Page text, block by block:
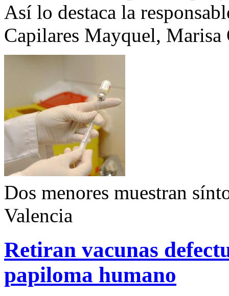
Así lo destaca la
Capilares Mayquel, Marisa
Dos menores muestran
Valencia
Retiran vacunas
papiloma humano